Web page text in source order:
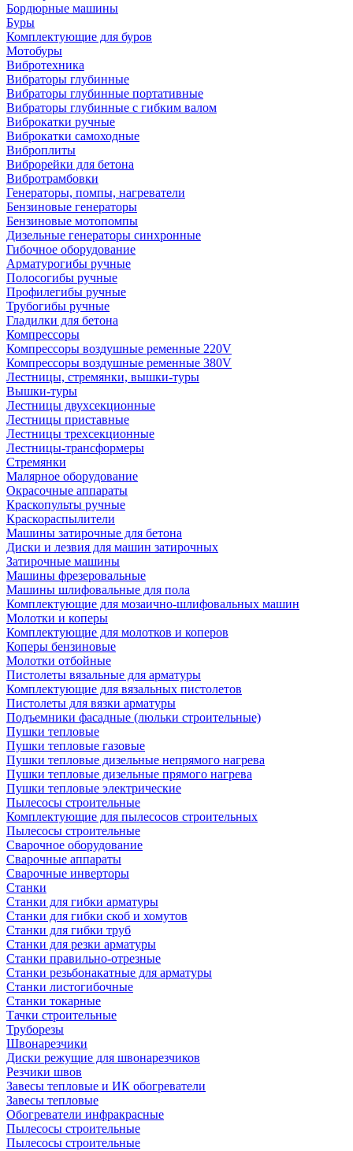
Бордюрные машины
Буры
Комплектующие для буров
Мотобуры
Вибротехника
Вибраторы глубинные
Вибраторы глубинные портативные
Вибраторы глубинные с гибким валом
Виброкатки ручные
Виброкатки самоходные
Виброплиты
Виброрейки для бетона
Вибротрамбовки
Генераторы, помпы, нагреватели
Бензиновые генераторы
Бензиновые мотопомпы
Дизельные генераторы синхронные
Гибочное оборудование
Арматурогибы ручные
Полосогибы ручные
Профилегибы ручные
Трубогибы ручные
Гладилки для бетона
Компрессоры
Компрессоры воздушные ременные 220V
Компрессоры воздушные ременные 380V
Лестницы, стремянки, вышки-туры
Вышки-туры
Лестницы двухсекционные
Лестницы приставные
Лестницы трехсекционные
Лестницы-трансформеры
Стремянки
Малярное оборудование
Окрасочные аппараты
Краскопульты ручные
Краскораспылители
Машины затирочные для бетона
Диски и лезвия для машин затирочных
Затирочные машины
Машины фрезеровальные
Машины шлифовальные для пола
Комплектующие для мозаично-шлифовальных машин
Молотки и коперы
Комплектующие для молотков и коперов
Коперы бензиновые
Молотки отбойные
Пистолеты вязальные для арматуры
Комплектующие для вязальных пистолетов
Пистолеты для вязки арматуры
Подъемники фасадные (люльки строительные)
Пушки тепловые
Пушки тепловые газовые
Пушки тепловые дизельные непрямого нагрева
Пушки тепловые дизельные прямого нагрева
Пушки тепловые электрические
Пылесосы строительные
Комплектующие для пылесосов строительных
Пылесосы строительные
Сварочное оборудование
Сварочные аппараты
Сварочные инверторы
Станки
Станки для гибки арматуры
Станки для гибки скоб и хомутов
Станки для гибки труб
Станки для резки арматуры
Станки правильно-отрезные
Станки резьбонакатные для арматуры
Станки листогибочные
Станки токарные
Тачки строительные
Труборезы
Швонарезчики
Диски режущие для швонарезчиков
Резчики швов
Завесы тепловые и ИК обогреватели
Завесы тепловые
Обогреватели инфракрасные
Пылесосы строительные
Пылесосы строительные